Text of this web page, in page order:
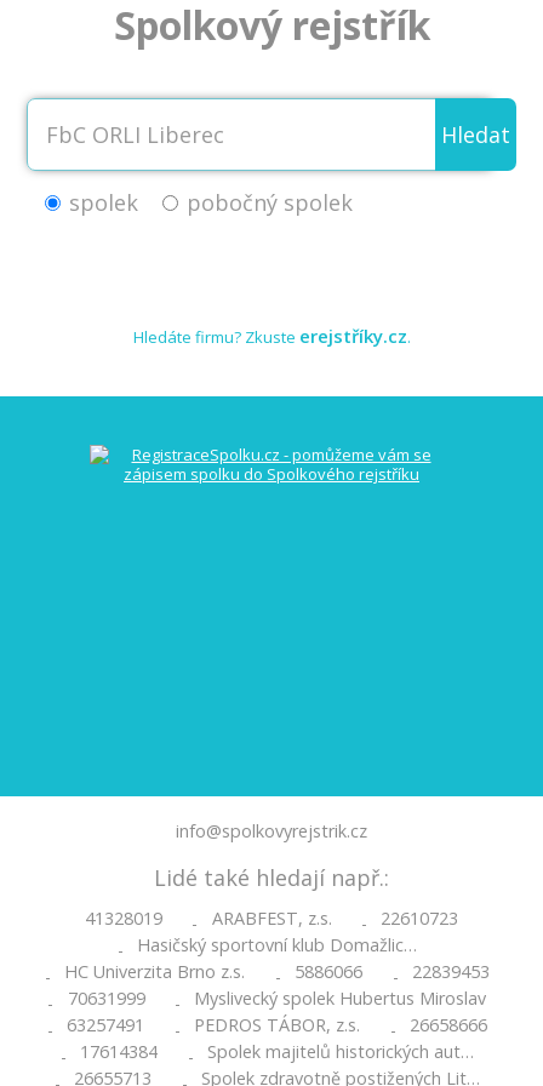
Spolkový rejstřík
Hledat
spolek pobočný spolek
Hledáte firmu? Zkuste erejstříky.cz.
info@spolkovyrejstrik.cz
Lidé také hledají např.:
41328019 - ARABFEST, z.s. -
22610723
-
Hasičský sportovní klub Domažlic…
-
HC Univerzita Brno z.s. - 5886066 -
22839453
-
70631999 -
Myslivecký spolek Hubertus Miroslav
-
63257491 - PEDROS TÁBOR, z.s. -
26658666
-
17614384 -
Spolek majitelů historických aut…
26655713 Spolek zdravotně postižených Lit…